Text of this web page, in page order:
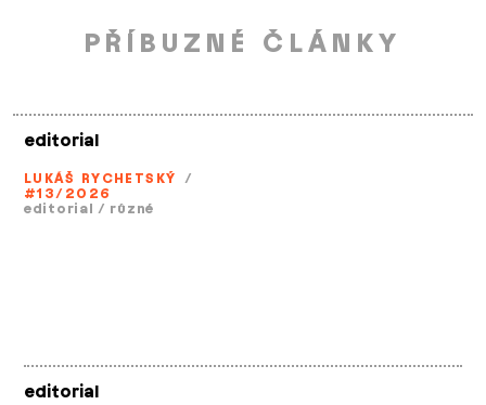
PŘÍBUZNÉ ČLÁNKY
editorial
LUKÁŠ RYCHETSKÝ /
#13/2026
editorial / různé
editorial